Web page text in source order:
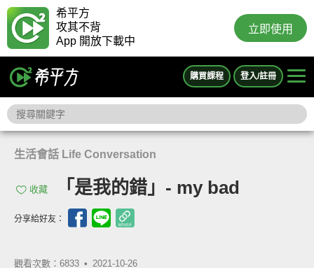
希平方
攻其不背
App 開放下載中
立即使用
購買課程 登入/註冊
生活會話 Life Conversation
收藏 「是我的錯」- my bad
分享給好友：
觀看次數：6833 • 2021-10-26